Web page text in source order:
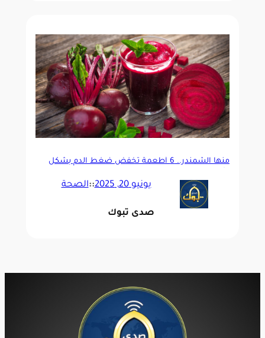
منها الشمندر.. 6 أطعمة تخفض ضغط الدم بشكل
يونيو 20, 2025 ::الصحة
صدى تبوك